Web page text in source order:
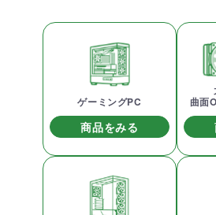
ゲーミングPC
商品をみる
曲面